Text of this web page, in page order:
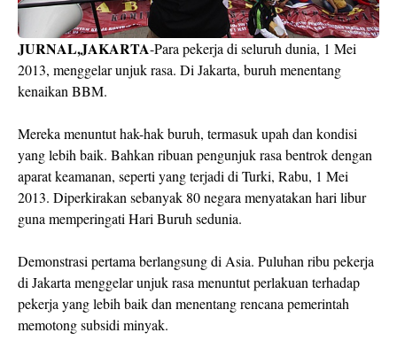
JURNAL,JAKARTA-Para pekerja di seluruh dunia, 1 Mei
2013, menggelar unjuk rasa. Di Jakarta, buruh menentang
kenaikan BBM.
Mereka menuntut hak-hak buruh, termasuk upah dan kondisi
yang lebih baik. Bahkan ribuan pengunjuk rasa bentrok dengan
aparat keamanan, seperti yang terjadi di Turki, Rabu, 1 Mei
2013. Diperkirakan sebanyak 80 negara menyatakan hari libur
guna memperingati Hari Buruh sedunia.
Demonstrasi pertama berlangsung di Asia. Puluhan ribu pekerja
di Jakarta menggelar unjuk rasa menuntut perlakuan terhadap
pekerja yang lebih baik dan menentang rencana pemerintah
memotong subsidi minyak.